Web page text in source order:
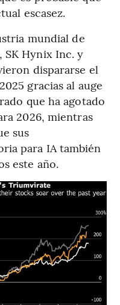
escasez.
mundial de
Hynix Inc. y
dispararse el
gracias al auge
que ha agotado
2026, mientras
sus
para IA también
este año.